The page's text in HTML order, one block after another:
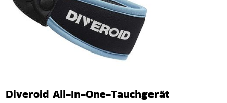
Diveroid All-In-One-Tauchgerät